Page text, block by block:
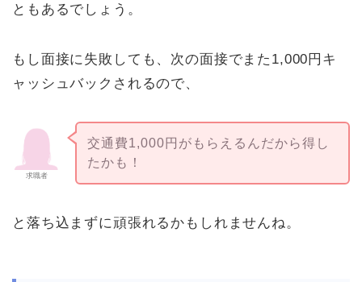
ともあるでしょう。
もし面接に失敗しても、次の面接でまた1,000円キ
ャッシュバックされるので、
求職者
交通費1,000円がもらえるんだから得し
たかも！
と落ち込まずに頑張れるかもしれませんね。